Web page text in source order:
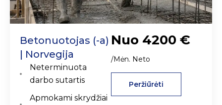
Betonuotojas (-a)
| Norvegija
Neterminuota
darbo sutartis
Apmokami skrydžiai
Nuo 4200 €
/Mėn. Neto
Peržiūrėti